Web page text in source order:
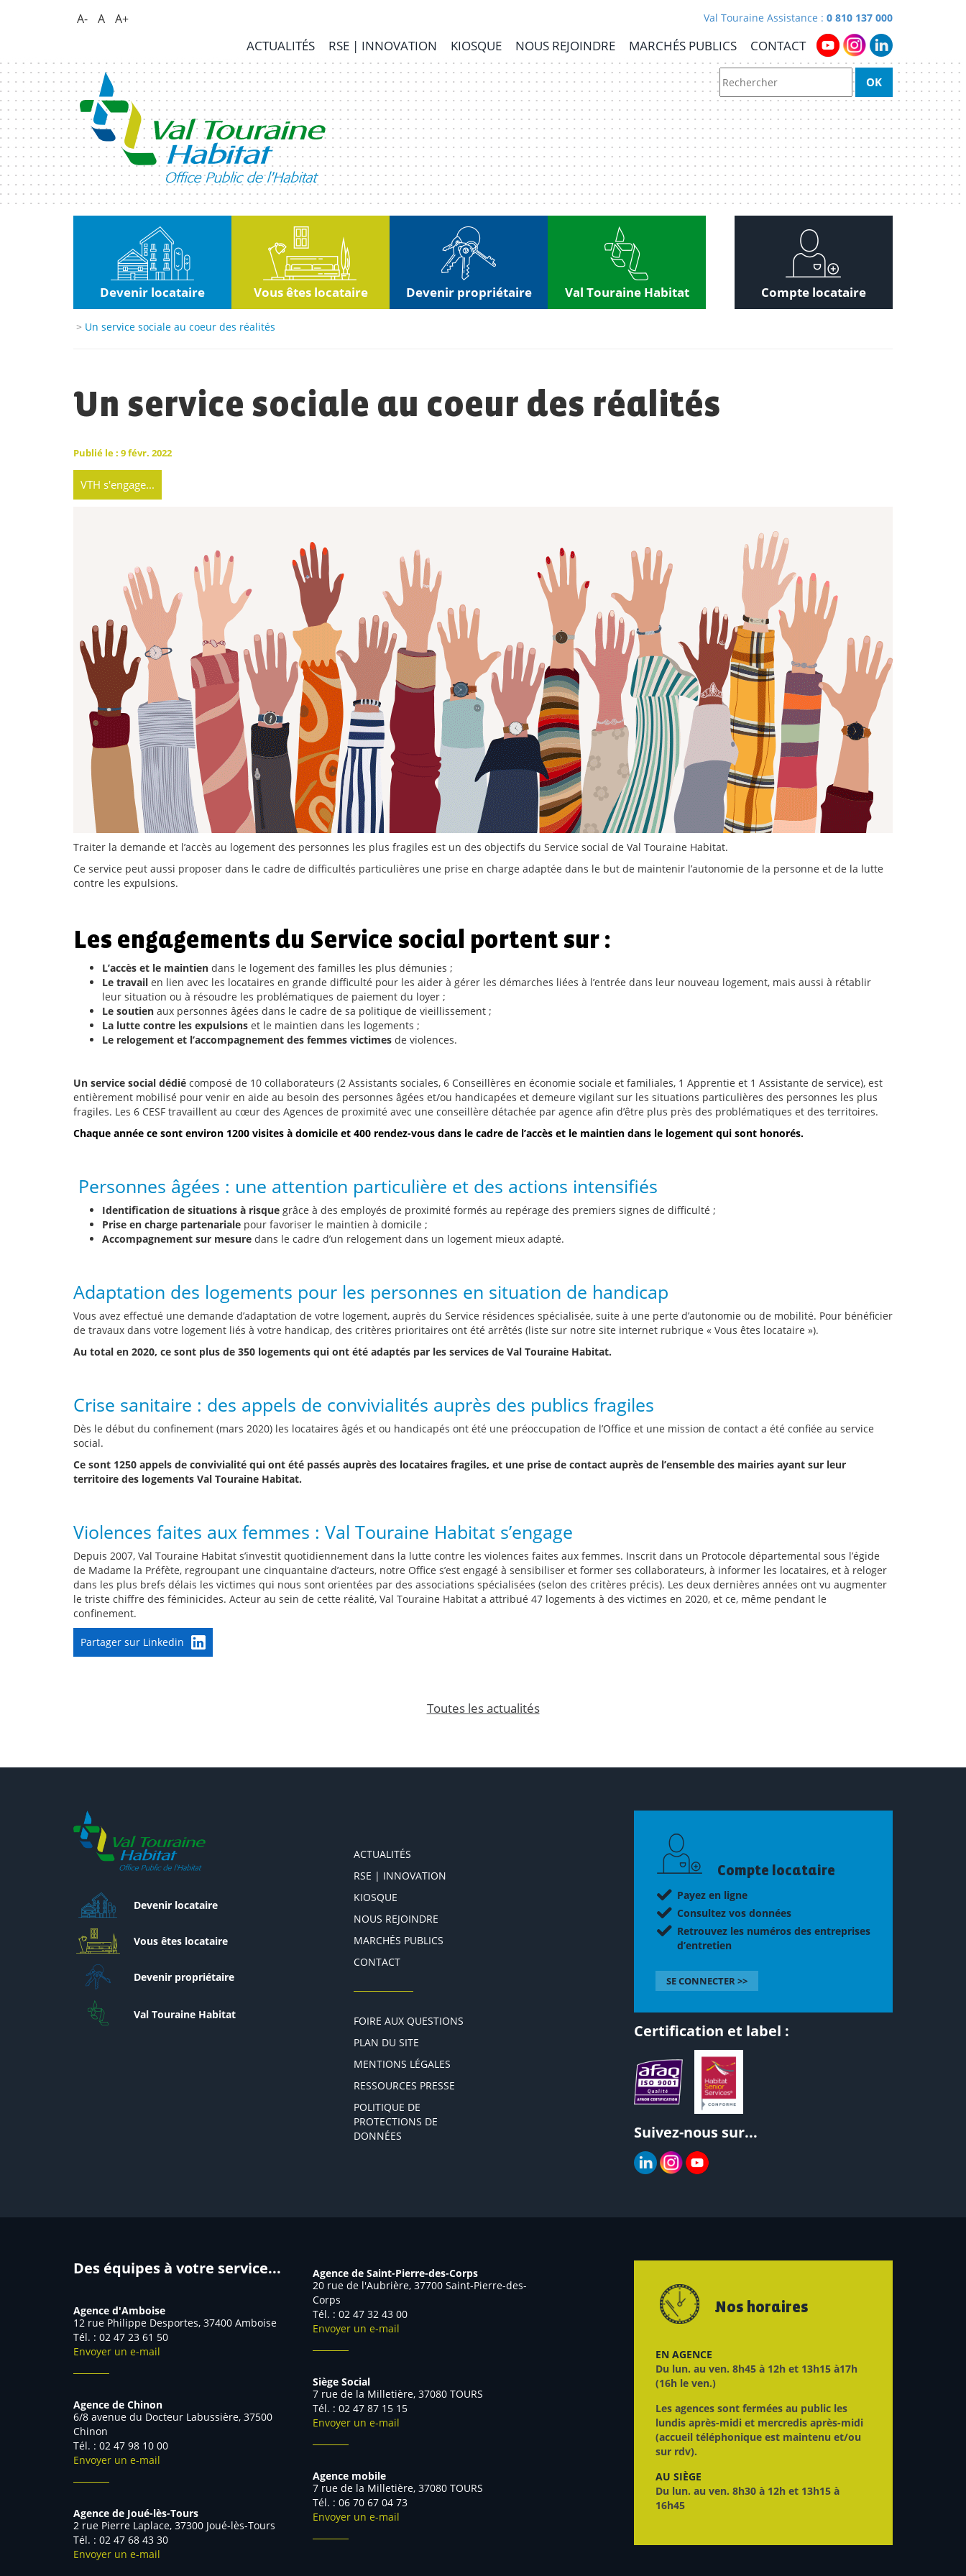
RSE
Innovation
Kiosque
Nous
rejoindre
A- A A+ Val Touraine Assistance : 0 810 137 000
ACTUALITÉS RSE | INNOVATION KIOSQUE NOUS REJOINDRE MARCHÉS PUBLICS CONTACT
Devenir locataire Vous êtes locataire Devenir propriétaire Val Touraine Habitat Compte locataire
> Un service sociale au coeur des réalités
Un service sociale au coeur des réalités
Publié le : 9 févr. 2022
VTH s'engage...
Traiter la demande et l’accès au logement des personnes les plus fragiles est un des objectifs du Service social de Val Touraine Habitat.
Ce service peut aussi proposer dans le cadre de difficultés particulières une prise en charge adaptée dans le but de maintenir l’autonomie de la personne et de la lutte
contre les expulsions.
Les engagements du Service social portent sur :
L’accès et le maintien dans le logement des familles les plus démunies ;
Le travail en lien avec les locataires en grande difficulté pour les aider à gérer les démarches liées à l’entrée dans leur nouveau logement, mais aussi à rétablir
leur situation ou à résoudre les problématiques de paiement du loyer ;
Le soutien aux personnes âgées dans le cadre de sa politique de vieillissement ;
La lutte contre les expulsions et le maintien dans les logements ;
Le relogement et l’accompagnement des femmes victimes de violences.
Un service social dédié composé de 10 collaborateurs (2 Assistants sociales, 6 Conseillères en économie sociale et familiales, 1 Apprentie et 1 Assistante de service), est
entièrement mobilisé pour venir en aide au besoin des personnes âgées et/ou handicapées et demeure vigilant sur les situations particulières des personnes les plus
fragiles. Les 6 CESF travaillent au cœur des Agences de proximité avec une conseillère détachée par agence afin d’être plus près des problématiques et des territoires.
Chaque année ce sont environ 1200 visites à domicile et 400 rendez-vous dans le cadre de l’accès et le maintien dans le logement qui sont honorés.
Personnes âgées : une attention particulière et des actions intensifiés
Identification de situations à risque grâce à des employés de proximité formés au repérage des premiers signes de difficulté ;
Prise en charge partenariale pour favoriser le maintien à domicile ;
Accompagnement sur mesure dans le cadre d’un relogement dans un logement mieux adapté.
Adaptation des logements pour les personnes en situation de handicap
Vous avez effectué une demande d’adaptation de votre logement, auprès du Service résidences spécialisée, suite à une perte d’autonomie ou de mobilité. Pour bénéficier
de travaux dans votre logement liés à votre handicap, des critères prioritaires ont été arrêtés (liste sur notre site internet rubrique « Vous êtes locataire »).
Au total en 2020, ce sont plus de 350 logements qui ont été adaptés par les services de Val Touraine Habitat.
Crise sanitaire : des appels de convivialités auprès des publics fragiles
Dès le début du confinement (mars 2020) les locataires âgés et ou handicapés ont été une préoccupation de l’Office et une mission de contact a été confiée au service
social.
Ce sont 1250 appels de convivialité qui ont été passés auprès des locataires fragiles, et une prise de contact auprès de l’ensemble des mairies ayant sur leur
territoire des logements Val Touraine Habitat.
Violences faites aux femmes : Val Touraine Habitat s’engage
Depuis 2007, Val Touraine Habitat s’investit quotidiennement dans la lutte contre les violences faites aux femmes. Inscrit dans un Protocole départemental sous l’égide
de Madame la Préfète, regroupant une cinquantaine d’acteurs, notre Office s’est engagé à sensibiliser et former ses collaborateurs, à informer les locataires, et à reloger
dans les plus brefs délais les victimes qui nous sont orientées par des associations spécialisées (selon des critères précis). Les deux dernières années ont vu augmenter
le triste chiffre des féminicides. Acteur au sein de cette réalité, Val Touraine Habitat a attribué 47 logements à des victimes en 2020, et ce, même pendant le
confinement.
Partager sur Linkedin
Toutes les actualités
Devenir locataire
Vous êtes locataire
Devenir propriétaire
Val Touraine Habitat
ACTUALITÉS
RSE | INNOVATION
KIOSQUE
NOUS REJOINDRE
MARCHÉS PUBLICS
CONTACT
FOIRE AUX QUESTIONS
PLAN DU SITE
MENTIONS LÉGALES
RESSOURCES PRESSE
POLITIQUE DE
PROTECTIONS DE
DONNÉES
Compte locataire
Payez en ligne
Consultez vos données
Retrouvez les numéros des entreprises
d’entretien
SE CONNECTER >>
Certification et label :
Suivez-nous sur...
Des équipes à votre service...
Agence d'Amboise
12 rue Philippe Desportes, 37400 Amboise
Tél. : 02 47 23 61 50
Envoyer un e-mail
Agence de Chinon
6/8 avenue du Docteur Labussière, 37500
Chinon
Tél. : 02 47 98 10 00
Envoyer un e-mail
Agence de Joué-lès-Tours
2 rue Pierre Laplace, 37300 Joué-lès-Tours
Tél. : 02 47 68 43 30
Envoyer un e-mail
Agence de Saint-Pierre-des-Corps
20 rue de l'Aubrière, 37700 Saint-Pierre-des-
Corps
Tél. : 02 47 32 43 00
Envoyer un e-mail
Siège Social
7 rue de la Milletière, 37080 TOURS
Tél. : 02 47 87 15 15
Envoyer un e-mail
Agence mobile
7 rue de la Milletière, 37080 TOURS
Tél. : 06 70 67 04 73
Envoyer un e-mail
Nos horaires
EN AGENCE
Du lun. au ven. 8h45 à 12h et 13h15 à17h
(16h le ven.)
Les agences sont fermées au public les
lundis après-midi et mercredis après-midi
(accueil téléphonique est maintenu et/ou
sur rdv).
AU SIÈGE
Du lun. au ven. 8h30 à 12h et 13h15 à
16h45